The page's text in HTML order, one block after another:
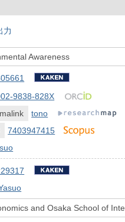
力
Awareness
9838-828X
tono
7403947415
and Osaka School of